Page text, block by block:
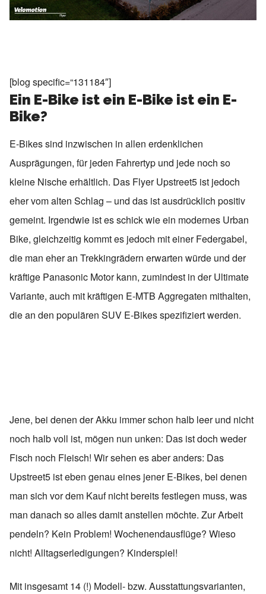
[blog specific=“131184″]
Ein E-Bike ist ein E-Bike ist ein E-
Bike?
E-Bikes sind inzwischen in allen erdenklichen
Ausprägungen, für jeden Fahrertyp und jede noch so
kleine Nische erhältlich. Das Flyer Upstreet5 ist jedoch
eher vom alten Schlag – und das ist ausdrücklich positiv
gemeint. Irgendwie ist es schick wie ein modernes Urban
Bike, gleichzeitig kommt es jedoch mit einer Federgabel,
die man eher an Trekkingrädern erwarten würde und der
kräftige Panasonic Motor kann, zumindest in der Ultimate
Variante, auch mit kräftigen E-MTB Aggregaten mithalten,
die an den populären SUV E-Bikes spezifiziert werden.
Jene, bei denen der Akku immer schon halb leer und nicht
noch halb voll ist, mögen nun unken: Das ist doch weder
Fisch noch Fleisch! Wir sehen es aber anders: Das
Upstreet5 ist eben genau eines jener E-Bikes, bei denen
man sich vor dem Kauf nicht bereits festlegen muss, was
man danach so alles damit anstellen möchte. Zur Arbeit
pendeln? Kein Problem! Wochenendausflüge? Wieso
nicht! Alltagserledigungen? Kinderspiel!
Mit insgesamt 14 (!) Modell- bzw. Ausstattungsvarianten,